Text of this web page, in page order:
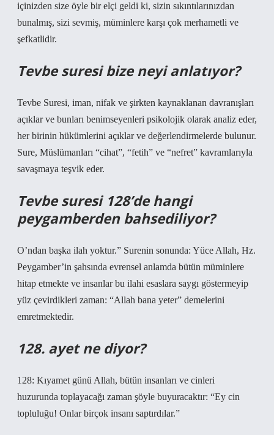
içinizden size öyle bir elçi geldi ki, sizin sıkıntılarınızdan
bunalmış, sizi sevmiş, müminlere karşı çok merhametli ve
şefkatlidir.
Tevbe suresi bize neyi anlatıyor?
Tevbe Suresi, iman, nifak ve şirkten kaynaklanan davranışları
açıklar ve bunları benimseyenleri psikolojik olarak analiz eder,
her birinin hükümlerini açıklar ve değerlendirmelerde bulunur.
Sure, Müslümanları “cihat”, “fetih” ve “nefret” kavramlarıyla
savaşmaya teşvik eder.
Tevbe suresi 128’de hangi
peygamberden bahsediliyor?
O’ndan başka ilah yoktur.” Surenin sonunda: Yüce Allah, Hz.
Peygamber’in şahsında evrensel anlamda bütün müminlere
hitap etmekte ve insanlar bu ilahi esaslara saygı göstermeyip
yüz çevirdikleri zaman: “Allah bana yeter” demelerini
emretmektedir.
128. ayet ne diyor?
128: Kıyamet günü Allah, bütün insanları ve cinleri
huzurunda toplayacağı zaman şöyle buyuracaktır: “Ey cin
topluluğu! Onlar birçok insanı saptırdılar.”